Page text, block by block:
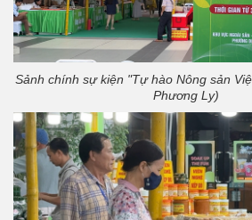
Sảnh chính sự kiện "Tự hào Nông sản
Phương Ly)